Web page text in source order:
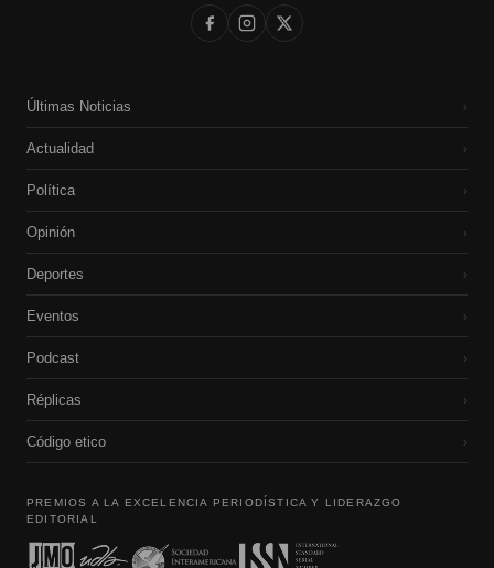
Últimas Noticias ›
Actualidad ›
Política ›
Opinión ›
Deportes ›
Eventos ›
Podcast ›
Réplicas ›
Código etico ›
PREMIOS A LA EXCELENCIA PERIODÍSTICA Y LIDERAZGO
EDITORIAL